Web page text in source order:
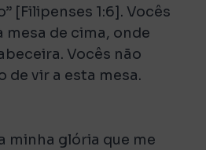
[Filipenses 1:6]. Vocês
mesa de cima, onde
Vocês não
de vir a esta mesa.
minha glória que me